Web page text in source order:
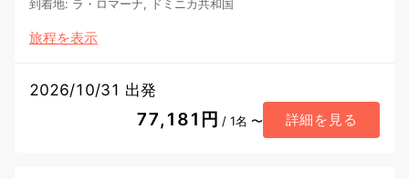
到着地: ラ・ロマーナ, ドミニカ共和国
旅程を表示
2026/10/31 出発
77,181円 / 1名 〜 詳細を見る